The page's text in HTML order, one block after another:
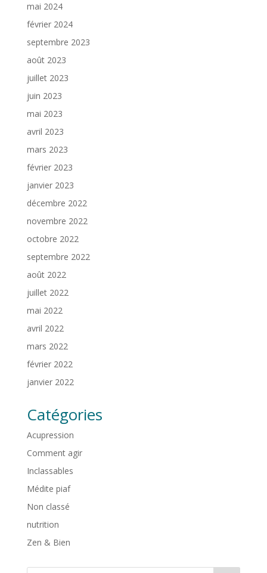
mai 2024
février 2024
septembre 2023
août 2023
juillet 2023
juin 2023
mai 2023
avril 2023
mars 2023
février 2023
janvier 2023
décembre 2022
novembre 2022
octobre 2022
septembre 2022
août 2022
juillet 2022
mai 2022
avril 2022
mars 2022
février 2022
janvier 2022
Catégories
Acupression
Comment agir
Inclassables
Médite piaf
Non classé
nutrition
Zen & Bien